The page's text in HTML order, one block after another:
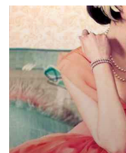
Indragostitii de Franz
Un artist al foamei –